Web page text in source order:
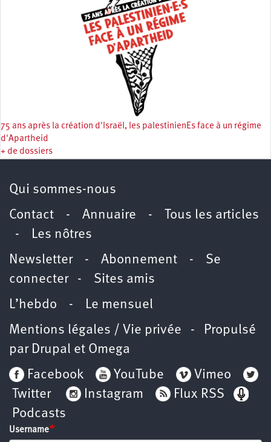
75 ans après la création d'Israël, les palestinienEs face à un régime
d'Apartheid
+ de dossiers
Qui sommes-nous
Contact - Annuaire -
Tous les articles
- Les nôtres
Newsletter- Abonnement - Se
connecter- Sites amis
L’hebdo - Le mensuel
Mentions légales / Vie privée - Propulsé
par Drupal et Omega
Facebook
YouTube
Vimeo
Twitter
Instagram
Flux RSS
Podcasts
Username